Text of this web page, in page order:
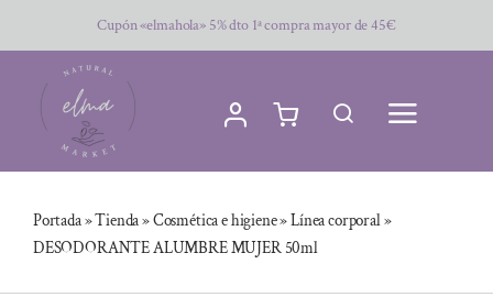
al
contenido
Cupón «elmahola» 5% dto 1ª compra mayor de 45€
Portada»Tienda»Cosmética e higiene»Línea corporal»
DESODORANTE ALUMBRE MUJER 50ml